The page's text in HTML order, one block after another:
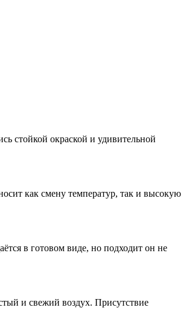
стойкой окраской и удивительной
как смену температур, так и высокую
в готовом виде, но подходит он не
и свежий воздух. Присутствие